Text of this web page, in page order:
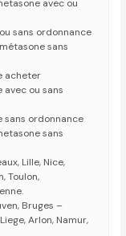
avec ou
sans ordonnance
sans
acheter
ou sans
sans ordonnance
sans
Lille, Nice,
Toulon,
Bruges –
Arlon, Namur,